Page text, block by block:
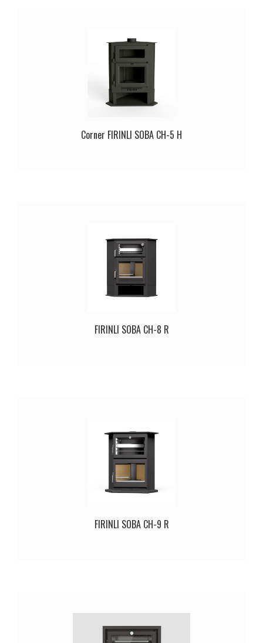
Corner FIRINLI SOBA CH-5 H
FIRINLI SOBA CH-8 R
FIRINLI SOBA CH-9 R